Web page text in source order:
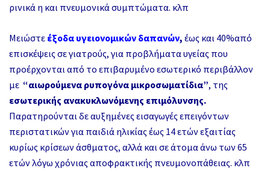
ρινικά η και πνευμονικά συμπτώματα. κλπ
Μειώστε έξοδα υγειονομικών δαπανών, έως και 40%από
επισκέψεις σε γιατρούς, για προβλήματα υγείας που
προέρχονται από το επιβαρυμένο εσωτερικό περιβάλλον
με “αιωρούμενα ρυπογόνα μικροσωματίδια”, της
εσωτερικής ανακυκλωνόμενης επιμόλυνσης.
Παρατηρούνται δε αυξημένες εισαγωγές επειγόντων
περιστατικών για παιδιά ηλικίας έως 14 ετών εξαιτίας
κυρίως κρίσεων άσθματος, αλλά και σε άτομα άνω των 65
ετών λόγω χρόνιας αποφρακτικής πνευμονοπάθειας. κλπ